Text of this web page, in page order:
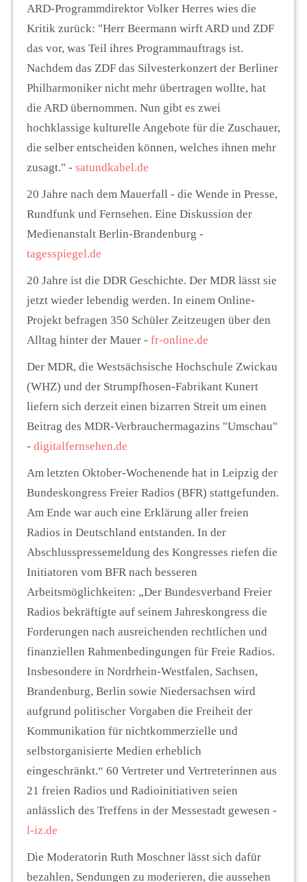
ARD-Programmdirektor Volker Herres wies die
Kritik zurück: "Herr Beermann wirft ARD und ZDF
das vor, was Teil ihres Programmauftrags ist.
Nachdem das ZDF das Silvesterkonzert der Berliner
Philharmoniker nicht mehr übertragen wollte, hat
die ARD übernommen. Nun gibt es zwei
hochklassige kulturelle Angebote für die Zuschauer,
die selber entscheiden können, welches ihnen mehr
zusagt." - satundkabel.de
20 Jahre nach dem Mauerfall - die Wende in Presse,
Rundfunk und Fernsehen. Eine Diskussion der
Medienanstalt Berlin-Brandenburg -
tagesspiegel.de
20 Jahre ist die DDR Geschichte. Der MDR lässt sie
jetzt wieder lebendig werden. In einem Online-
Projekt befragen 350 Schüler Zeitzeugen über den
Alltag hinter der Mauer - fr-online.de
Der MDR, die Westsächsische Hochschule Zwickau
(WHZ) und der Strumpfhosen-Fabrikant Kunert
liefern sich derzeit einen bizarren Streit um einen
Beitrag des MDR-Verbrauchermagazins "Umschau"
- digitalfernsehen.de
Am letzten Oktober-Wochenende hat in Leipzig der
Bundeskongress Freier Radios (BFR) stattgefunden.
Am Ende war auch eine Erklärung aller freien
Radios in Deutschland entstanden. In der
Abschlusspressemeldung des Kongresses riefen die
Initiatoren vom BFR nach besseren
Arbeitsmöglichkeiten: „Der Bundesverband Freier
Radios bekräftigte auf seinem Jahreskongress die
Forderungen nach ausreichenden rechtlichen und
finanziellen Rahmenbedingungen für Freie Radios.
Insbesondere in Nordrhein-Westfalen, Sachsen,
Brandenburg, Berlin sowie Niedersachsen wird
aufgrund politischer Vorgaben die Freiheit der
Kommunikation für nichtkommerzielle und
selbstorganisierte Medien erheblich
eingeschränkt.“ 60 Vertreter und Vertreterinnen aus
21 freien Radios und Radioinitiativen seien
anlässlich des Treffens in der Messestadt gewesen -
l-iz.de
Die Moderatorin Ruth Moschner lässt sich dafür
bezahlen, Sendungen zu moderieren, die aussehen